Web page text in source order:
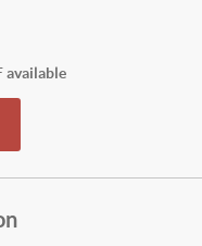
available